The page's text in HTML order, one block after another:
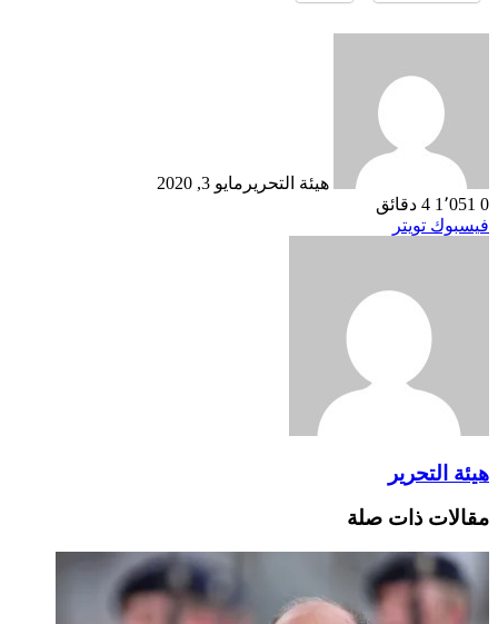
هيئة التحرير مايو 3, 2020
0
4 دقائق
فيسبوك تويتر
هيئة التحرير
مقالات ذات صلة